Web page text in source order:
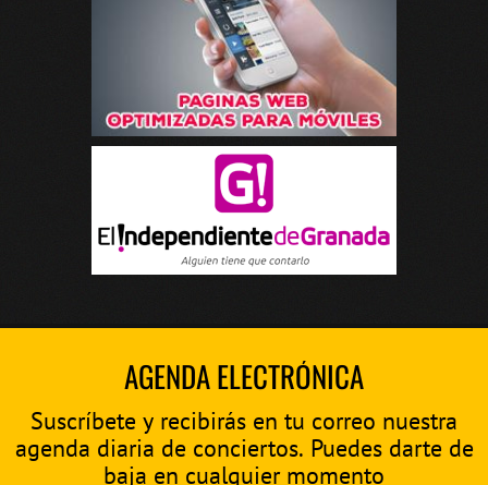
AGENDA ELECTRÓNICA
Suscríbete y recibirás en tu correo nuestra
agenda diaria de conciertos. Puedes darte de
baja en cualquier momento